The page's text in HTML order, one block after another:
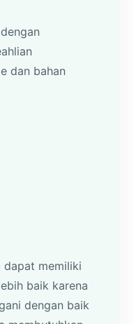
dan bahan
dapat memiliki
baik karena
dengan baik